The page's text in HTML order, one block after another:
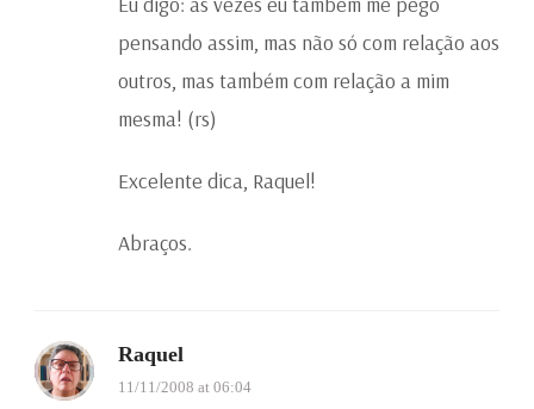
pensando assim, mas não só com relação aos
outros, mas também com relação a mim
mesma! (rs)
Excelente dica, Raquel!
Abraços.
Raquel
11/11/2008 at 06:04